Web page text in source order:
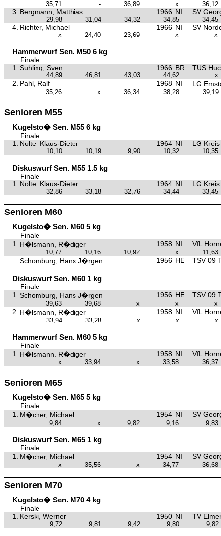
35,71 - 36,89 x 36,12
3. Bergmann, Matthias 1966 NI SV
29,98 31,04 34,32 34,85 34,45
4. Richter, Michael 1966 NI SV
x 24,40 23,69 x x
Hammerwurf Sen. M50 6 kg
Finale
1.
Suhling, Sven 1966 BR TUS
44,89 46,81 43,03 44,62 x
2. Pahl, Ralf 1968 NI LG
35,26 x 36,34 38,28 39,19
Senioren M55
Kugelsto� Sen. M55 6 kg
Finale
1.
Nolte, Klaus-Dieter 1964 NI LG
10,10 10,19 9,90 10,32 10,35
Diskuswurf Sen. M55 1.5 kg
Finale
1.
Nolte, Klaus-Dieter 1964 NI LG
32,86 33,18 32,76 34,44 33,45
Senioren M60
Kugelsto� Sen. M60 5 kg
Finale
1.
H�lsmann, R�diger 1958 NI VfL
10,77 10,16 10,92 x 11,63
Schomburg, Hans J�rgen 1956 HE TSV 09
Diskuswurf Sen. M60 1 kg
Finale
1.
Schomburg, Hans J�rgen 1956 HE TSV 09
39,63 39,68 x x x
2. H�lsmann, R�diger 1958 NI VfL
33,94 33,28 x x x
Hammerwurf Sen. M60 5 kg
Finale
1.
H�lsmann, R�diger 1958 NI VfL
x 33,94 x 33,58 36,37
Senioren M65
Kugelsto� Sen. M65 5 kg
Finale
1.
M�cher, Michael 1954 NI SV
9,84 x 9,82 9,16 9,83
Diskuswurf Sen. M65 1 kg
Finale
1.
M�cher, Michael 1954 NI SV
x 35,56 x 34,77 36,68
Senioren M70
Kugelsto� Sen. M70 4 kg
Finale
1.
Kerski, Werner 1950 NI TV
9,72 9,81 9,42 9,80 9,82